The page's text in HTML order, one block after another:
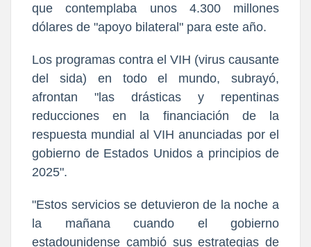
que contemplaba unos 4.300 millones
dólares de "apoyo bilateral" para este año.
Los programas contra el VIH (virus causante
del sida) en todo el mundo, subrayó,
afrontan "las drásticas y repentinas
reducciones en la financiación de la
respuesta mundial al VIH anunciadas por el
gobierno de Estados Unidos a principios de
2025".
"Estos servicios se detuvieron de la noche a
la mañana cuando el gobierno
estadounidense cambió sus estrategias de